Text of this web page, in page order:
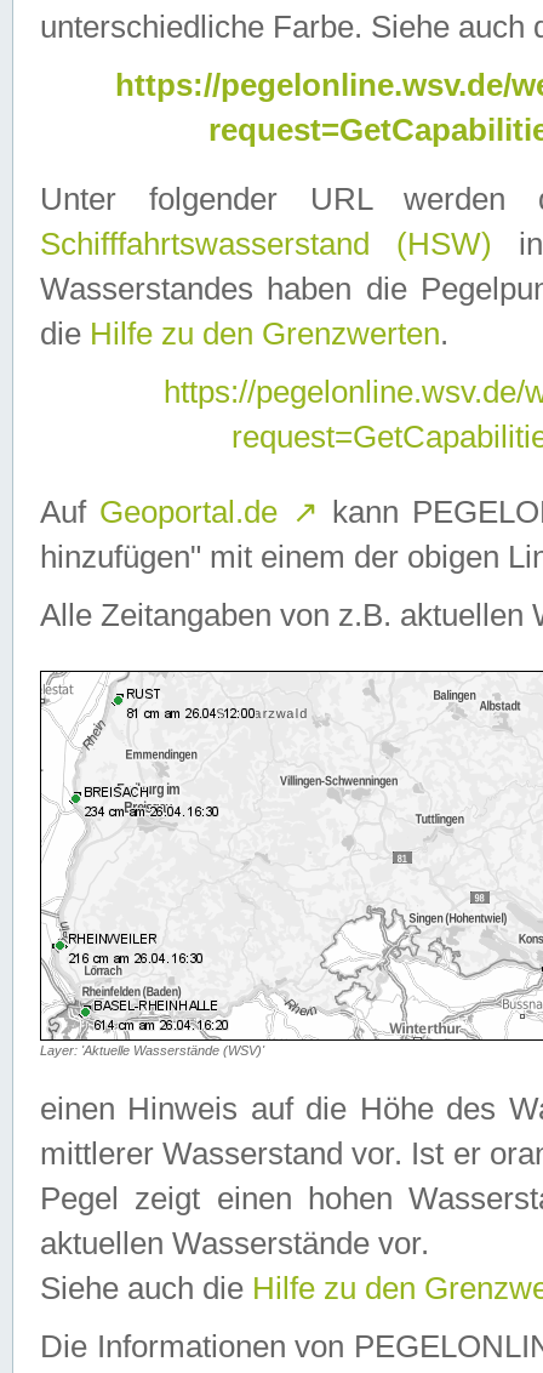
unterschiedliche Farbe. Siehe auch
https://pegelonline.wsv.de/
Unter folgender URL
Schifffahrtswasserstand (HSW)
Wasserstandes haben die
die Hilfe zu den Grenzwerten.
https://
Auf Geoportal.de ↗ kann
hinzufügen" mit einem der obigen
Alle Zeitangaben von z.B. aktuellen
Layer: 'Aktuelle Wasserstände (WSV)'
einen Hinweis auf die Höhe des
mittlerer Wasserstand vor. Ist er
Pegel zeigt einen hohen
aktuellen Wasserstände vor.
Siehe auch die Hilfe zu den
Die Informationen von